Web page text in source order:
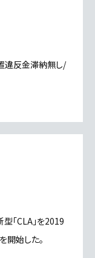
反金滞納無し/
「CLA」を2019
開始した。